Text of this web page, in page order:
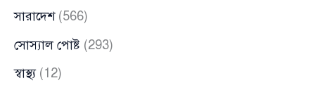
সারাদেশ(566)
সোস্যাল পোষ্ট (293)
স্বাস্থ্য(12)